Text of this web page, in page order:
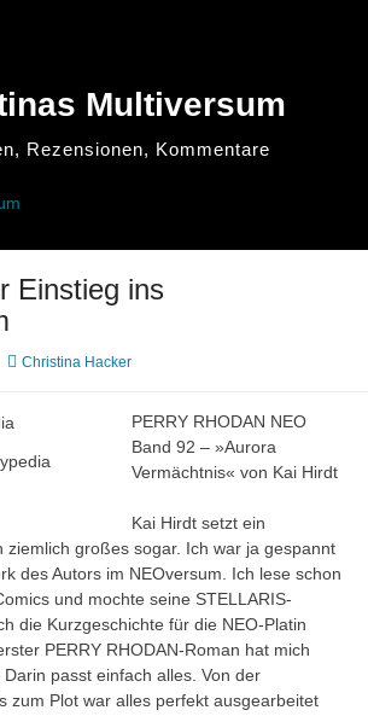
Multiversum
Rezensionen, Kommentare
Einstieg ins
Christina Hacker
PERRY RHODAN NEO
Band 92 – »Aurora
Vermächtnis« von Kai Hirdt
Kai Hirdt setzt ein
ziemlich großes sogar. Ich war ja gespannt
des Autors im NEOversum. Ich lese schon
und mochte seine STELLARIS-
die Kurzgeschichte für die NEO-Platin
PERRY RHODAN-Roman hat mich
passt einfach alles. Von der
zum Plot war alles perfekt ausgearbeitet